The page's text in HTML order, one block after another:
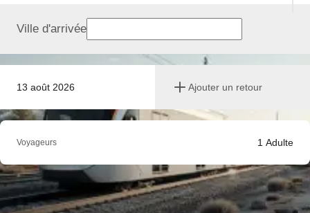
13 août 2026 Ajouter un retour
Ville d'arrivée
Voyageurs 1 Adulte